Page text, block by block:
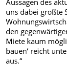
uns dabei größte
den
Miete kaum
bauen‘ reicht
aus.“